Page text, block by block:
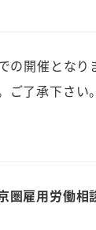
開催とな
了承下さい。
雇用労働相